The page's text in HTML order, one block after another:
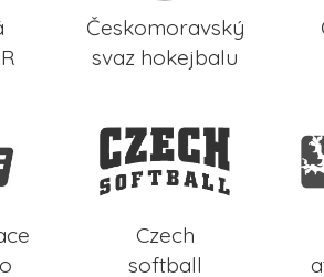
Českomoravský
svaz hokejbalu
Czech
softball